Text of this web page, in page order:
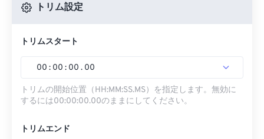
トリム設定
トリムスタート
00 : 00 : 00 . 00
トリムの開始位置（HH:MM:SS.MS）を指定します。無効に
するには00:00:00.00のままにしてください。
トリムエンド